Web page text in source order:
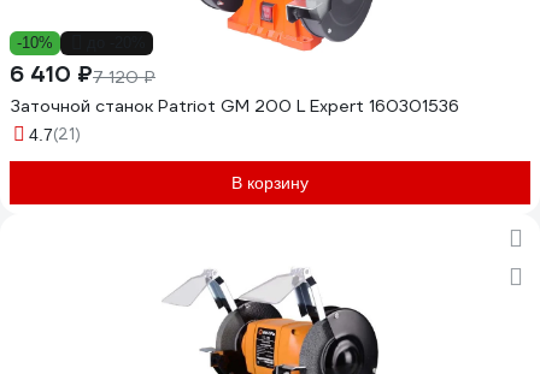
-10%
6 410 ₽7 120 ₽
Заточной станок Patriot GM 200 L Expert 160301536
4.7(21)
В корзину